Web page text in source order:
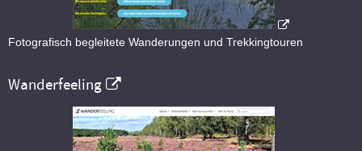
Fotografisch begleitete Wanderungen und Trekkingtouren
Wanderfeeling